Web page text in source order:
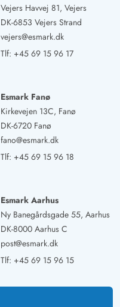
Vejers Havvej 81, Vejers
DK-6853 Vejers Strand
vejers@esmark.dk
Tlf: +45 69 15 96 17
Esmark Fanø
Kirkevejen 13C, Fanø
DK-6720 Fanø
fano@esmark.dk
Tlf: +45 69 15 96 18
Esmark Aarhus
Ny Banegårdsgade 55, Aarhus
DK-8000 Aarhus C
post@esmark.dk
Tlf: +45 69 15 96 15